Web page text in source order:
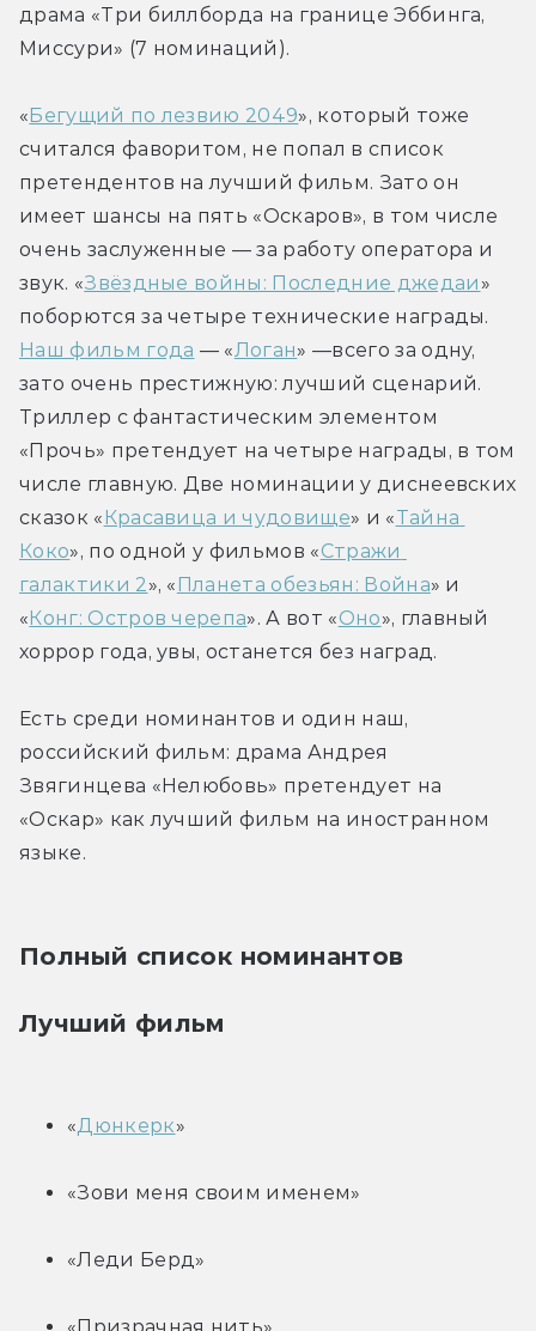
драма «Три биллборда на границе Эббинга,
Миссури» (7 номинаций).
«Бегущий по лезвию 2049», который тоже
считался фаворитом, не попал в список
претендентов на лучший фильм. Зато он
имеет шансы на пять «Оскаров», в том числе
очень заслуженные — за работу оператора и
звук. «Звёздные войны: Последние джедаи »
Наш фильм года — «Логан» —всего за одну,
зато очень престижную: лучший сценарий.
Триллер с фантастическим элементом
«Прочь» претендует на четыре награды, в том
числе главную. Две номинации у диснеевских
сказок «Красавица и чудовище» и «Тайна
Коко», по одной у фильмов «Стражи
галактики 2 », «Планета обезьян: Война» и
«Конг: Остров черепа». А вот «Оно», главный
хоррор года, увы, останется без наград.
Есть среди номинантов и один наш,
российский фильм: драма Андрея
Звягинцева «Нелюбовь» претендует на
«Оскар» как лучший фильм на иностранном
языке.
Полный список номинантов
Лучший фильм
«Дюнкерк»
«Зови меня своим именем»
«Леди Берд»
«Призрачная нить»